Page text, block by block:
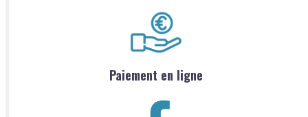
Paiement en ligne